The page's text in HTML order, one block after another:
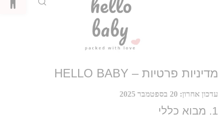
מדיניות פרטיות – HELLO BABY
עדכון אחרון: 20 בספטמבר 2025
1. מבוא כללי